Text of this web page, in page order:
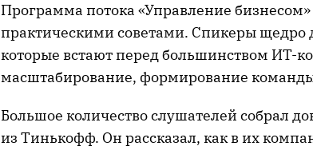
Программа потока «Управление
практическими советами. Спикеры щедро
которые встают перед большинством ИТ-
масштабирование, формирование
Большое количество слушателей собрал
из Тинькофф. Он рассказал, как в их